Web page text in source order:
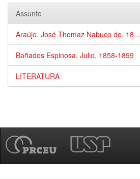
Assunto
Araújo, José Thomaz Nabuco de, 18...
Bañados Espinosa, Julio, 1858-1899
LITERATURA